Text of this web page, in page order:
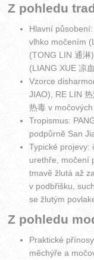
Z pohledu
Hlavní
vlhko močením
(TONG LIN 通
(LIANG XUE 凉
Vzorce
JIAO), RE LIN
热毒 v močových
Tropismus:
podpůrně San
Typické projevy:
urethře, močení
tmavě žlutá až
v podbřišku,
se žlutým
Z pohledu
Praktické
měchýře a